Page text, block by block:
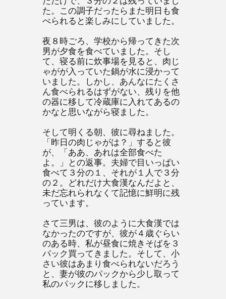
た。この調子だったらまた明日も食
べられると楽しみにしていました。
夜８時ごろ、学校から帰ってきた次
男が夕食を食べていました。そし
て、寝る前に炊事場を見ると、肉じ
ゃがが入っていた鍋が水に浸かって
いました。しかし、あんなにたくさ
ん食べられるはずがない、残りを他
の器に移して冷蔵庫に入れてあるの
かなと思いながら寝ました。
そして明くる朝、彼に尋ねました。
「昨日の肉じゃがは？」すると彼
が、「ああ、あれは全部食べた
よ。」との返事。夫婦で目いっぱい
食べて３分の１、それが１人で３分
の２。どれだけ大食漢なんだよと、
未だ忘れられなくて記憶に鮮明に残
っています。
さて三男は、彼のように大食漢では
なかったのですが、彼が４歳ぐらい
のある時、私が昼食に焼きそばを３
パック買ってきました。そして、小
さい彼はあまり食べられないだろう
と、妻が彼のパックから少し取って
私のパックに移しました。